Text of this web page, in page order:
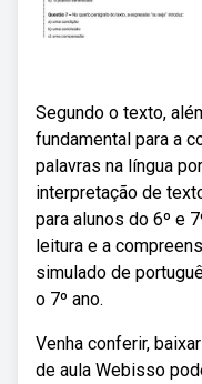
Segundo o texto,
fundamental para a
palavras na língua
interpretação de
para alunos do 6º e
leitura e a
simulado de
o 7º ano.
Venha conferir,
de aula Webisso